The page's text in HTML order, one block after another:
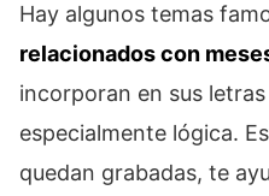
Hay algunos temas
relacionados con
incorporan en sus
especialmente lógica.
quedan grabadas, te